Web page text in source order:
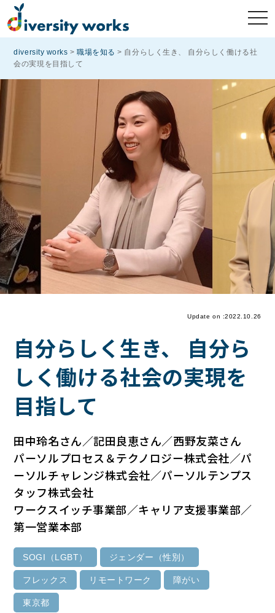
diversity works >職場を知る > 自分らしく生き、 自分らしく働ける社
会の実現を目指して
Update on :2022.10.26
自分らしく生き、 自分ら
しく働ける社会の実現を
目指して
田中玲名さん／記田良恵さん／西野友菜さん
パーソルプロセス＆テクノロジー株式会社／パ
ーソルチャレンジ株式会社／パーソルテンプス
タッフ株式会社
ワークスイッチ事業部／キャリア支援事業部／
第一営業本部
SOGI（LGBT） ジェンダー（性別）
フレックス リモートワーク 障がい
東京都